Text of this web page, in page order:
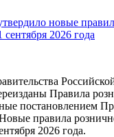
новые
2026 года
Правила
постановлением
правила
2026 года.